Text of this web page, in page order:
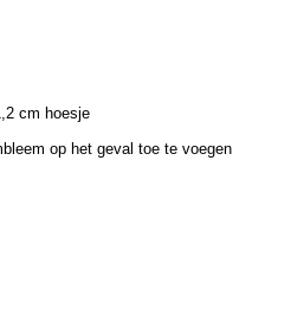
cm hoesje
op het geval toe te voegen